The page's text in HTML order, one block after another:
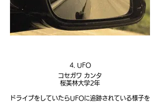
4. UFO
コセガワ カンタ
桜美林大学2年
ドライブをしていたらUFOに追跡されている様子を